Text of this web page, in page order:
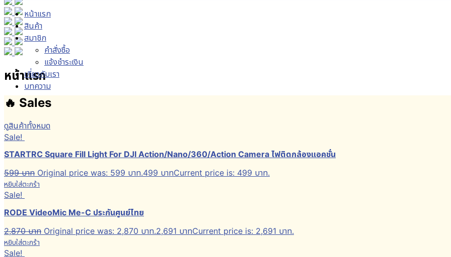
หน้าแรก
สินค้า
สมาชิก
คำสั่งซื้อ
แจ้งชำระเงิน
เกี่ยวกับเรา
บทความ
หน้าแรก
🔥 Sales
ดูสินค้าทั้งหมด
Sale!
STARTRC Square Fill Light For DJI Action/Nano/360/Action Camera ไฟติดกล้องแอคชั่น
599บาท Original price was: 599 บาท.499 บาทCurrent price is: 499 บาท.
หยิบใส่ตะกร้า
Sale!
RODE VideoMic Me-C ประกันศูนย์ไทย
2,870บาท Original price was: 2,870 บาท.2,691 บาทCurrent price is: 2,691 บาท.
หยิบใส่ตะกร้า
Sale!